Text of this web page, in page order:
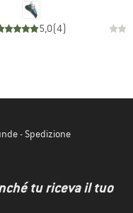
5,0(4)
- Spedizione
tu riceva il tuo